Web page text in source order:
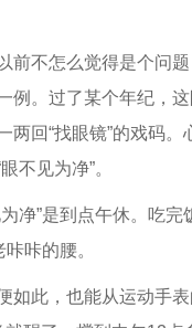
前不怎么觉得是个问
例。过了某个年纪，
回“找眼镜”的戏码。
不见为净”。
净”是到点午休。吃
咔的腰。
如此，也能从运动手